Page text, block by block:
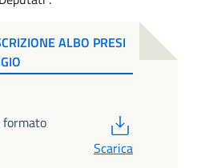
ALBO PRESI
formato
Scarica